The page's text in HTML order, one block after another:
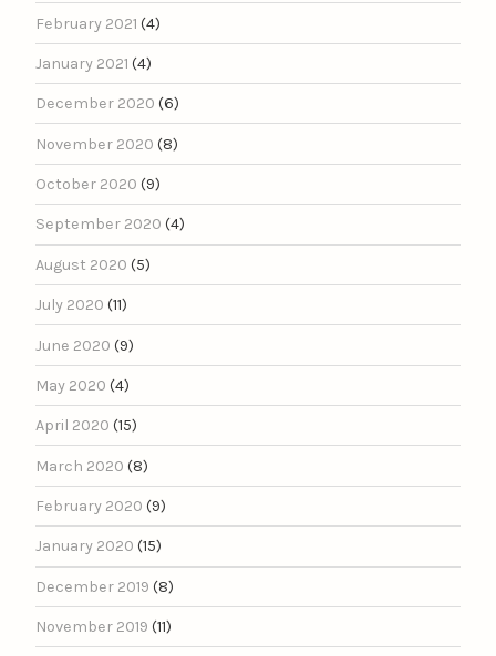
February 2021 (4)
January 2021 (4)
December 2020 (6)
November 2020 (8)
October 2020 (9)
September 2020 (4)
August 2020 (5)
July 2020 (11)
June 2020 (9)
May 2020 (4)
April 2020 (15)
March 2020 (8)
February 2020 (9)
January 2020 (15)
December 2019 (8)
November 2019 (11)